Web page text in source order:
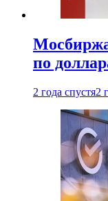
Мосбиржа
по
2 года спустя2